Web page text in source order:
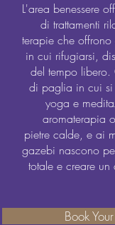
L'area benessere
di trattamenti
terapie che
in cui rifugiarsi,
del tempo
di paglia in cui
yoga e
aromaterapia
pietre calde, e ai
gazebi nascono
totale e creare un
Book